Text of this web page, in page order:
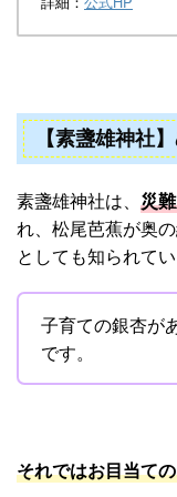
【素盞雄神社
素盞雄神社は、 災
れ、松尾芭蕉が奥
としても知られてい
子育ての銀杏が
です。
それではお目当て